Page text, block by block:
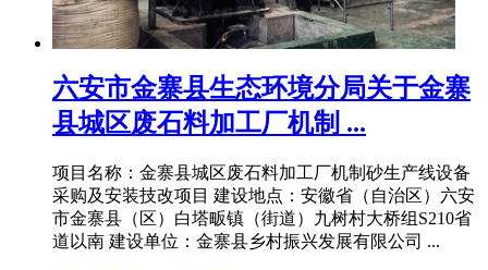
六安市金寨县生态环境分局关于金寨
县城区废石料加工厂机制 ...
项目名称：金寨县城区废石料加工厂机制砂生产线设备
采购及安装技改项目 建设地点：安徽省（自治区）六安
市金寨县（区）白塔畈镇（街道）九树村大桥组S210省
道以南 建设单位：金寨县乡村振兴发展有限公司 ...